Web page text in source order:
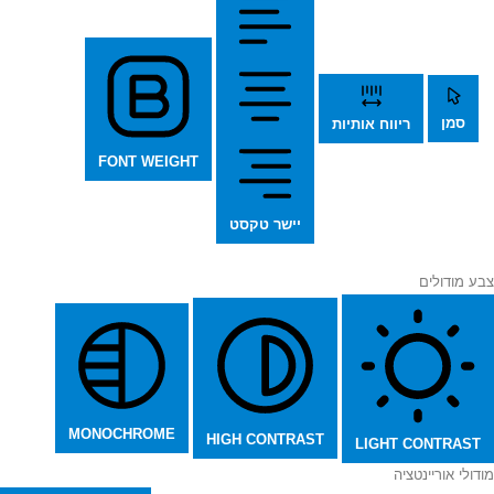
סמן ריווח אותיות
יישר טקסט
FONT WEIGHT
צבע מודולים
LIGHT CONTRAST
HIGH CONTRAST
MONOCHROME
מודולי אוריינטציה